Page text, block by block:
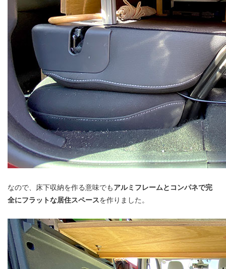
なので、床下収納を作る意味でもアルミフレームとコンパネで完
全にフラットな居住スペースを作りました。